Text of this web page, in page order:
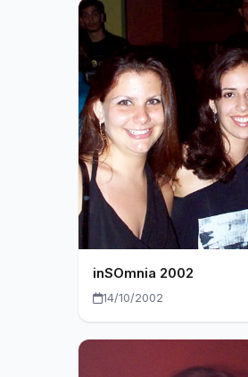
inSOmnia 2002
14/10/2002